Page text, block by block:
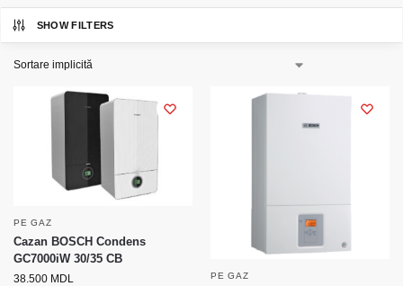
SHOW FILTERS
PE GAZ
Cazan BOSCH Condens
GC7000iW 30/35 CB
38.500 MDL PE GAZ